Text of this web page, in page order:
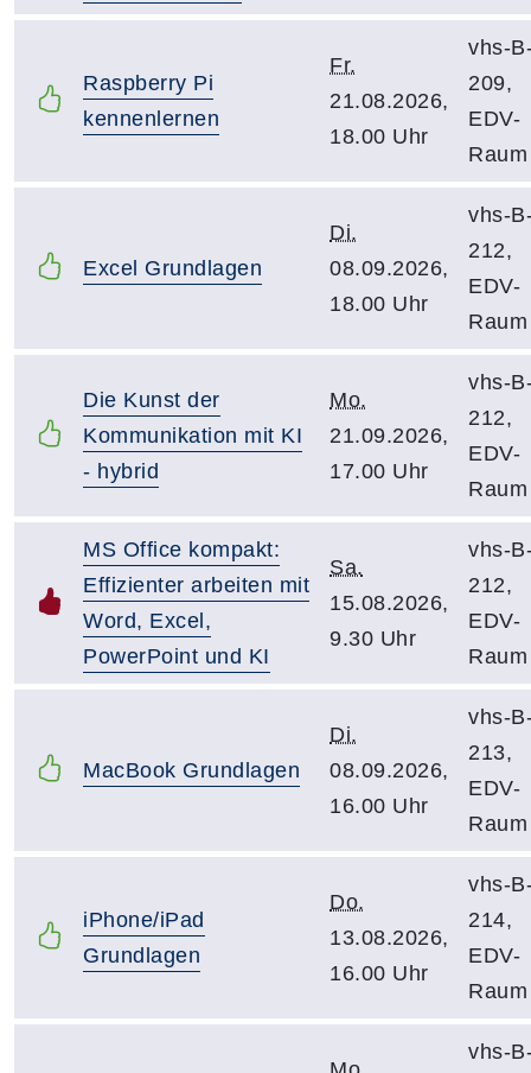
Raspberry Pi
kennenlernen
Fr.
21.08.2026,
18.00 Uhr
vhs-
209,
EDV-
Raum
Excel Grundlagen
Di.
08.09.2026,
18.00 Uhr
vhs-
212,
EDV-
Raum
Die Kunst der
Kommunikation mit KI
- hybrid
Mo.
21.09.2026,
17.00 Uhr
vhs-
212,
EDV-
Raum
MS Office kompakt:
Effizienter arbeiten mit
Word, Excel,
PowerPoint und KI
Sa.
15.08.2026,
9.30 Uhr
vhs-
212,
EDV-
Raum
MacBook Grundlagen
Di.
08.09.2026,
16.00 Uhr
vhs-
213,
EDV-
Raum
iPhone/iPad
Grundlagen
Do.
13.08.2026,
16.00 Uhr
vhs-
214,
EDV-
Raum
vhs-